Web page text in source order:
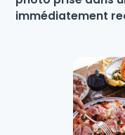
immédiatement